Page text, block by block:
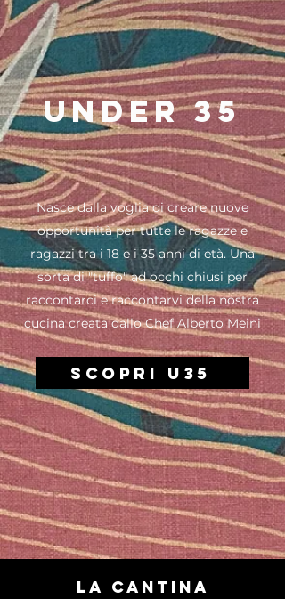
UNDER 35
Nasce dalla voglia di creare nuove
opportunità per tutte le ragazze e
ragazzi tra i 18 e i 35 anni di età. Una
sorta di "tuffo" ad occhi chiusi per
raccontarci e raccontarvi della nostra
cucina creata dallo Chef Alberto Meini
scopri U35
LA CANTINA